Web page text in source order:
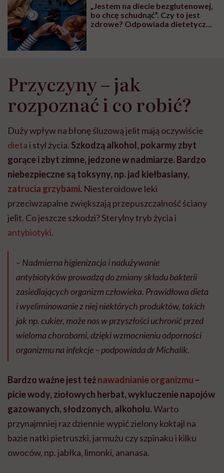
„Jestem na diecie bezglutenowej,
bo chcę schudnąć”. Czy to jest
zdrowe? Odpowiada dietetyczka
Przyczyny – jak
rozpoznać i co robić?
Duży wpływ na błonę śluzową jelit mają oczywiście
dietai styl życia. Szkodzą alkohol, pokarmy zbyt
gorące i zbyt zimne, jedzone w nadmiarze. Bardzo
niebezpieczne są toksyny, np. jad kiełbasiany,
zatrucia grzybami. Niesteroidowe leki
przeciwzapalne zwiększają przepuszczalność ściany
jelit. Co jeszcze szkodzi? Sterylny tryb życia i
antybiotyki.
– Nadmierna higienizacja i nadużywanie
antybiotyków prowadzą do zmiany składu bakterii
zasiedlających organizm człowieka. Prawidłowa dieta
i wyeliminowanie z niej niektórych produktów, takich
jak np. cukier, może nas w przyszłości uchronić przed
wieloma chorobami, dzięki wzmocnieniu odporności
organizmu na infekcje – podpowiada dr Michalik.
Bardzo ważne jest teżnawadnianie organizmu –
picie wody, ziołowych herbat, wykluczenie napojów
gazowanych, słodzonych, alkoholu.Warto
przynajmniej raz dziennie wypić zielony koktajl na
bazie natki pietruszki, jarmużu czy szpinaku i kilku
owoców, np. jabłka, limonki, ananasa.